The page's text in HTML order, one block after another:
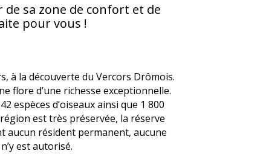
de sa zone de confort et de
pour vous !
à la découverte du Vercors Drômois.
flore d’une richesse exceptionnelle.
espèces d’oiseaux ainsi que 1 800
est très préservée, la réserve
aucun résident permanent, aucune
est autorisé.